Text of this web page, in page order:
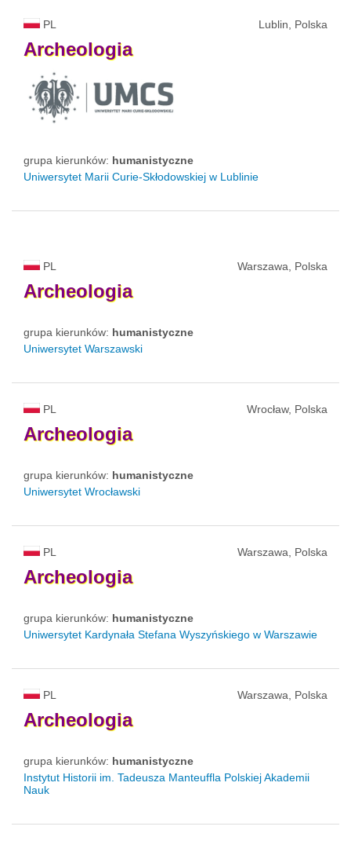
PL Lublin, Polska
Archeologia
grupa kierunków: humanistyczne
Uniwersytet Marii Curie-Skłodowskiej w Lublinie
PL Warszawa, Polska
Archeologia
grupa kierunków: humanistyczne
Uniwersytet Warszawski
PL Wrocław, Polska
Archeologia
grupa kierunków: humanistyczne
Uniwersytet Wrocławski
PL Warszawa, Polska
Archeologia
grupa kierunków: humanistyczne
Uniwersytet Kardynała Stefana Wyszyńskiego w Warszawie
PL Warszawa, Polska
Archeologia
grupa kierunków: humanistyczne
Instytut Historii im. Tadeusza Manteuffla Polskiej Akademii
Nauk